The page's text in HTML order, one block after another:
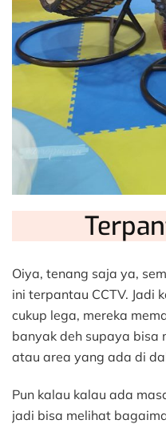
Oiya, tenang saja ya,
ini terpantau CCTV. Jadi
cukup lega, mereka
banyak deh supaya bisa
atau area yang ada di
Pun kalau kalau ada
jadi bisa melihat